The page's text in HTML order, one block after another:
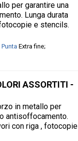
per garantire una
Lunga durata
e stencils.
Punta Extra fine
ASSORTITI -
in metallo per
antisoffocamento.
con riga , fotocopie